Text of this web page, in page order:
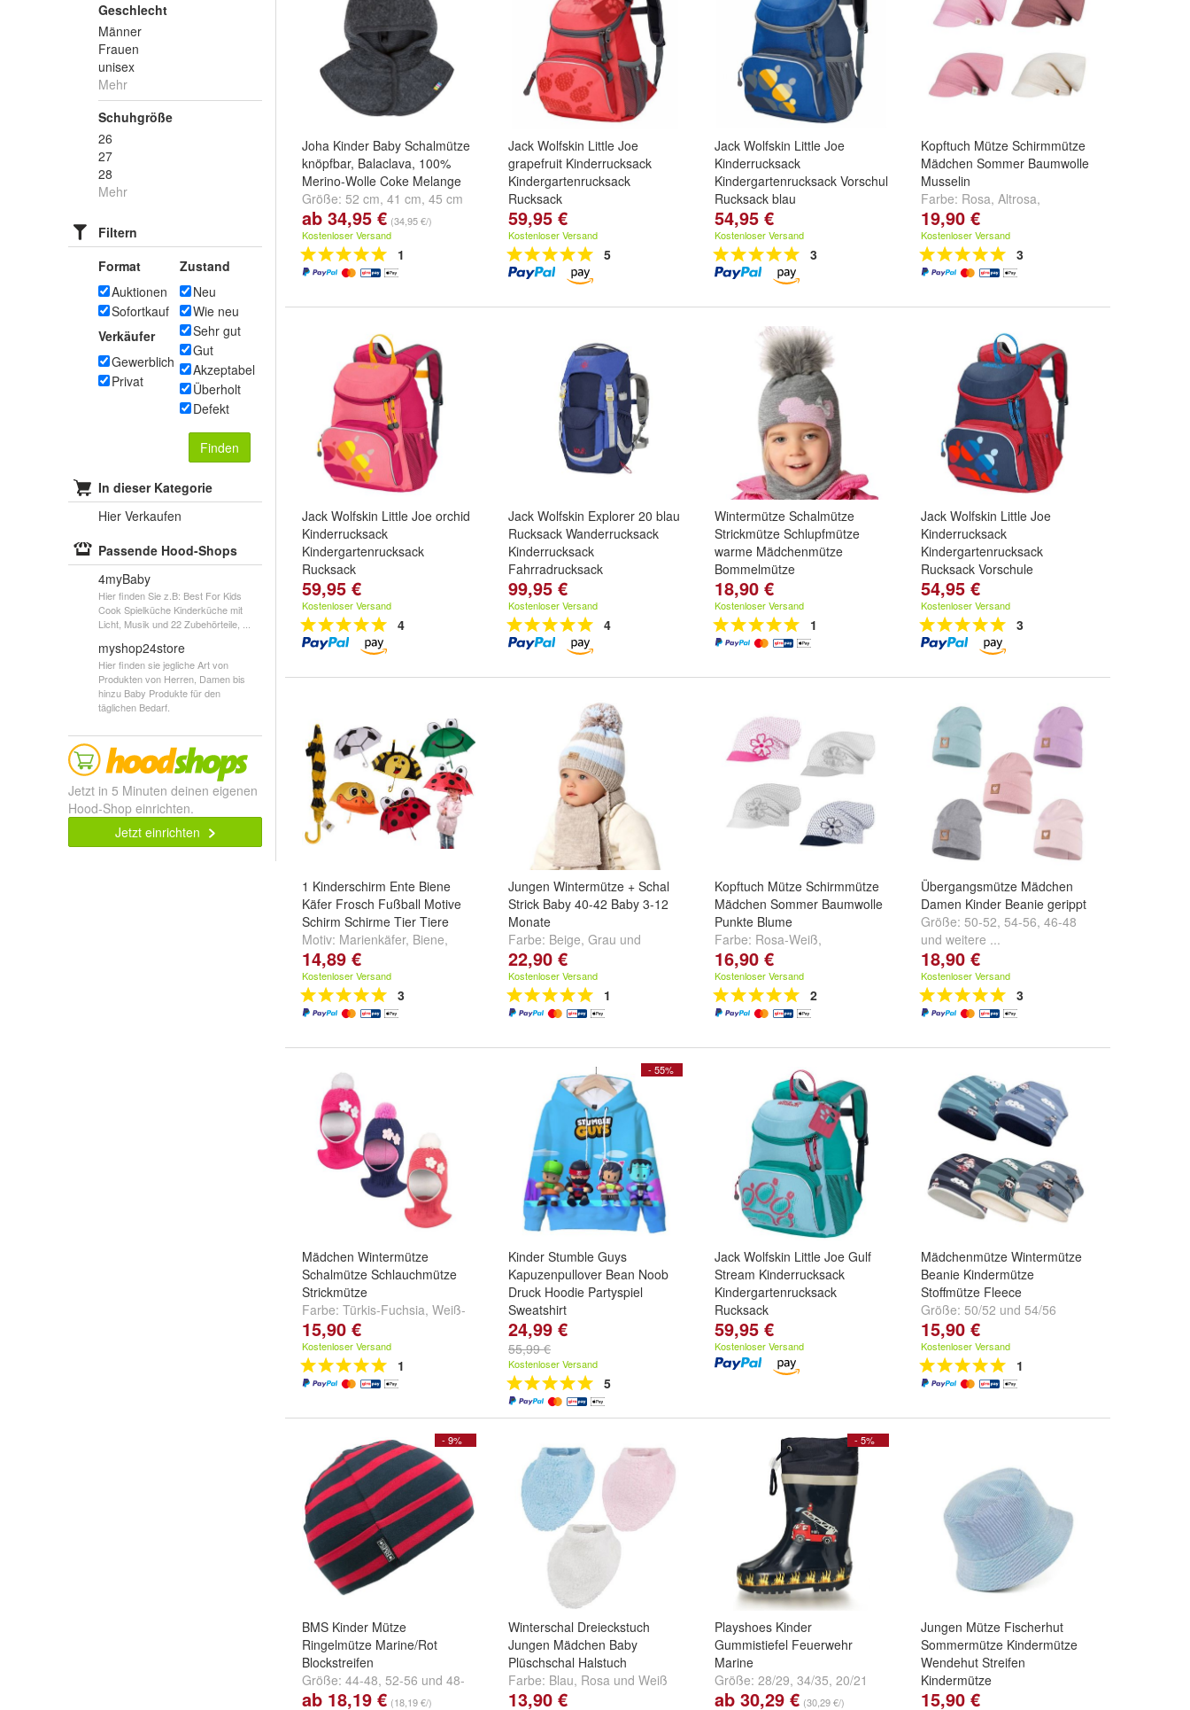
Geschlecht
Männer
Frauen
unisex
Mehr
Schuhgröße
26
27
28
Mehr
Filtern
Format
Auktionen
Sofortkauf
Verkäufer
Gewerblich
Privat
Zustand
Neu
Wie neu
Sehr gut
Gut
Akzeptabel
Überholt
Defekt
Finden
In dieser Kategorie
Hier Verkaufen
Passende Hood-Shops
4myBaby
Hier finden Sie z.B: Best For Kids
Cook Spielküche Kinderküche mit
Licht, Musik und 22 Zubehörteile, ...
myshop24store
Hier finden sie jegliche Art von
Produkten von Herren, Damen bis
hinzu Baby Produkte für den
täglichen Bedarf.
Jetzt in 5 Minuten deinen eigenen
Hood-Shop einrichten.
Jetzt einrichten
Joha Kinder Baby Schalmütze
knöpfbar, Balaclava, 100%
Merino-Wolle Coke Melange
Größe: 52 cm, 41 cm, 45 cm
und weitere ...
ab 34,95 € (34,95 €/)
Kostenloser Versand
1
Jack Wolfskin Little Joe
grapefruit Kinderrucksack
Kindergartenrucksack
Rucksack
59,95 €
Kostenloser Versand
5
Jack Wolfskin Little Joe
Kinderrucksack
Kindergartenrucksack Vorschul
Rucksack blau
54,95 €
Kostenloser Versand
3
Kopftuch Mütze Schirmmütze
Mädchen Sommer Baumwolle
Musselin
Farbe: Rosa, Altrosa,
Bordeauxund
19,90 €
Kostenloser Versand
3
Jack Wolfskin Little Joe orchid
Kinderrucksack
Kindergartenrucksack
Rucksack
59,95 €
Kostenloser Versand
4
Jack Wolfskin Explorer 20 blau
Rucksack Wanderrucksack
Kinderrucksack
Fahrradrucksack
99,95 €
Kostenloser Versand
4
Wintermütze Schalmütze
Strickmütze Schlupfmütze
warme Mädchenmütze
Bommelmütze
Größe:50-52
18,90 €
Kostenloser Versand
1
Jack Wolfskin Little Joe
Kinderrucksack
Kindergartenrucksack
Rucksack Vorschule
54,95 €
Kostenloser Versand
3
1 Kinderschirm Ente Biene
Käfer Frosch Fußball Motive
Schirm Schirme Tier Tiere
Motiv: Marienkäfer, Biene,
Froschund
14,89 €
Kostenloser Versand
3
Jungen Wintermütze + Schal
Strick Baby 40-42 Baby 3-12
Monate
Farbe: Beige, Grau und
Hellblau
22,90 €
Kostenloser Versand
1
Kopftuch Mütze Schirmmütze
Mädchen Sommer Baumwolle
Punkte Blume
Farbe: Rosa-Weiß,
Dunkelblau-Weiß
undweitere ...
16,90 €
Kostenloser Versand
2
Übergangsmütze Mädchen
Damen Kinder Beanie gerippt
Größe: 50-52, 54-56, 46-48
und weitere ...
18,90 €
Kostenloser Versand
3
Mädchen Wintermütze
Schalmütze Schlauchmütze
Strickmütze
Farbe: Türkis-Fuchsia, Weiß-
Amaranth,
Jeansblauundweitere ...
15,90 €
Kostenloser Versand
1
- 55%
Kinder Stumble Guys
Kapuzenpullover Bean Noob
Druck Hoodie Partyspiel
Sweatshirt
Farbe:Stumble Guys 01
Stumble Guys 02
Guys 03undweitere ...
24,99 €
55,99 €
Kostenloser Versand
5
Jack Wolfskin Little Joe Gulf
Stream Kinderrucksack
Kindergartenrucksack
Rucksack
59,95 €
Kostenloser Versand
Mädchenmütze Wintermütze
Beanie Kindermütze
Stoffmütze Fleece
Größe: 50/52 und 54/56
15,90 €
Kostenloser Versand
1
- 9%
BMS Kinder Mütze
Ringelmütze Marine/Rot
Blockstreifen
Größe: 44-48, 52-56 und 48-
52
ab 18,19 € (18,19 €/)
Winterschal Dreieckstuch
Jungen Mädchen Baby
Plüschschal Halstuch
Farbe: Blau, Rosa und Weiß
13,90 €
- 5%
Playshoes Kinder
Gummistiefel Feuerwehr
Marine
Größe: 28/29, 34/35, 20/21
und weitere ...
ab 30,29 € (30,29 €/)
Jungen Mütze Fischerhut
Sommermütze Kindermütze
Wendehut Streifen
Kindermütze
Größe:52und
15,90 €